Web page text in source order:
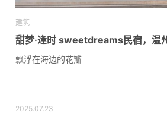
建筑
甜梦·逢时 sweetdreams民宿，温
飘浮在海边的花瓣
2025.07.23